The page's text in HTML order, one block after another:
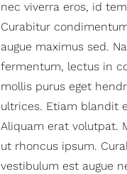
nec viverra eros, id
Curabitur
augue maximus sed.
fermentum, lectus in
mollis purus eget
ultrices. Etiam blandit
Aliquam erat volutpat.
ut rhoncus ipsum.
vestibulum est augue